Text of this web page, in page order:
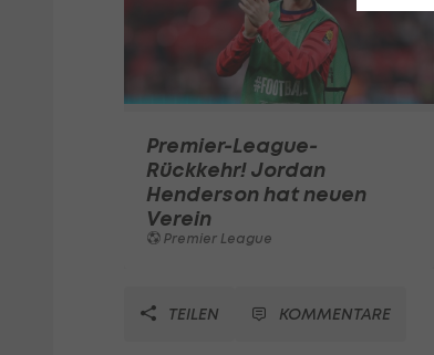
Premier-League-
Rückkehr! Jordan
Henderson hat neuen
Verein
Premier League
TEILEN KOMMENTARE